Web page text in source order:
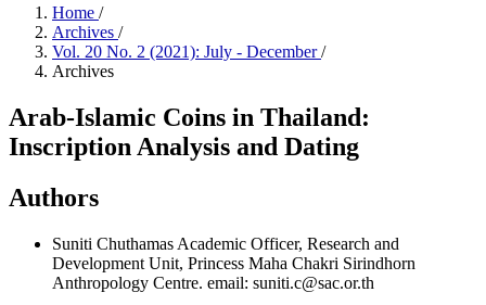
Home /
Archives /
Vol. 20 No. 2 (2021): July - December/
Archives
Arab-Islamic Coins in Thailand:
Inscription Analysis and Dating
Authors
Suniti Chuthamas Academic Officer, Research and
Development Unit, Princess Maha Chakri Sirindhorn
Anthropology Centre. email: suniti.c@sac.or.th